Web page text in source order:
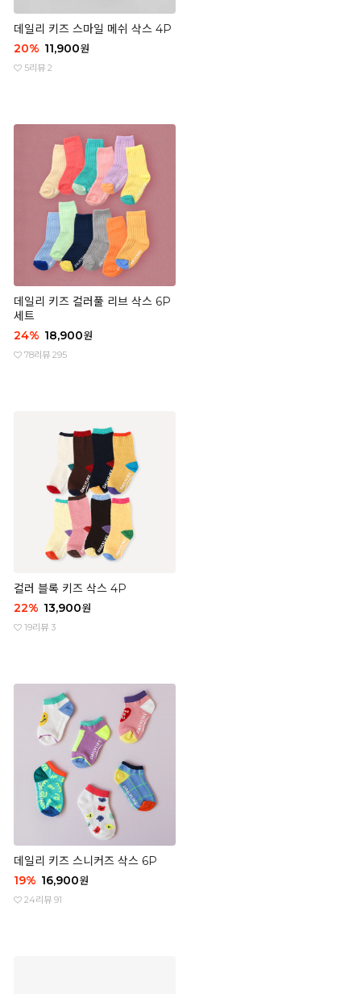
데일리 키즈 스마일 메쉬 삭스 4P
20% 11,900원
5리뷰 2
데일리 키즈 컬러풀 리브 삭스 6P
세트
24% 18,900원
78리뷰 295
컬러 블록 키즈 삭스 4P
22% 13,900원
19리뷰 3
데일리 키즈 스니커즈 삭스 6P
19% 16,900원
24리뷰 91